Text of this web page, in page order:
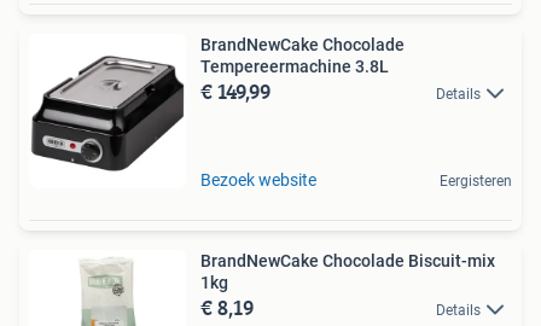
BrandNewCake Chocolade
Tempereermachine 3.8L
€ 149,99 Details
Bezoek website Eergisteren
BrandNewCake Chocolade Biscuit-mix
1kg
€ 8,19 Details